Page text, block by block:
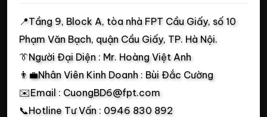
📍Tầng 9, Block A, tòa nhà FPT Cầu Giấy, số 10
Phạm Văn Bạch, quận Cầu Giấy, TP. Hà Nội.
👔Người Đại Diện : Mr. Hoàng Việt Anh
👨‍💼Nhân Viên Kinh Doanh : Bùi Đắc Cường
✉️Email : CuongBD6@fpt.com
📞Hotline Tư Vấn : 0946 830 892